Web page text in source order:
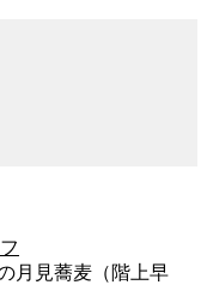
月見蕎麦（階上早